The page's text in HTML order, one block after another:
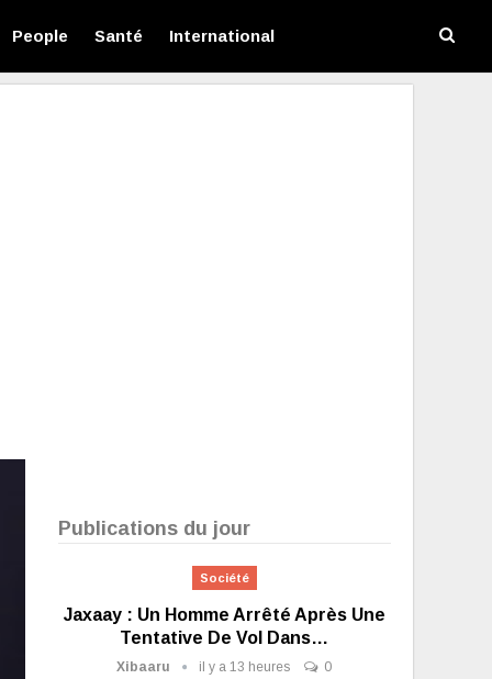
People Santé International
Publications du jour
Société
Jaxaay : Un Homme Arrêté Après Une
Tentative De Vol Dans…
Xibaaru il y a 13 heures 0